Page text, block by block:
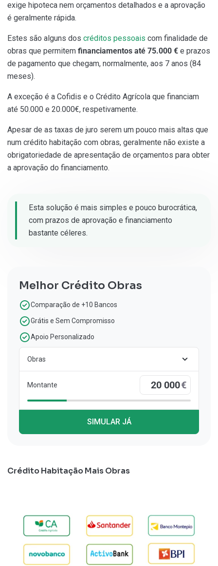
exige hipoteca nem orçamentos detalhados e a aprovação
é geralmente rápida.
Estes são alguns dos créditos pessoais com finalidade de
obras que permitem financiamentos até 75.000 € e prazos
de pagamento que chegam, normalmente, aos 7 anos (84
meses).
A exceção é a Cofidis e o Crédito Agrícola que financiam
até 50.000 e 20.000€, respetivamente.
Apesar de as taxas de juro serem um pouco mais altas que
num crédito habitação com obras, geralmente não existe a
obrigatoriedade de apresentação de orçamentos para obter
a aprovação do financiamento.
Esta solução é mais simples e pouco burocrática,
com prazos de aprovação e financiamento
bastante céleres.
Melhor Crédito Obras
Comparação de +10 Bancos
Grátis e Sem Compromisso
Apoio Personalizado
Obras
Montante €
SIMULAR JÁ
Crédito Habitação Mais Obras